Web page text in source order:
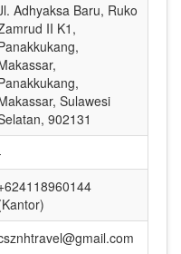
Adhyaksa Baru, Ruko
II K1,
Sulawesi
902131